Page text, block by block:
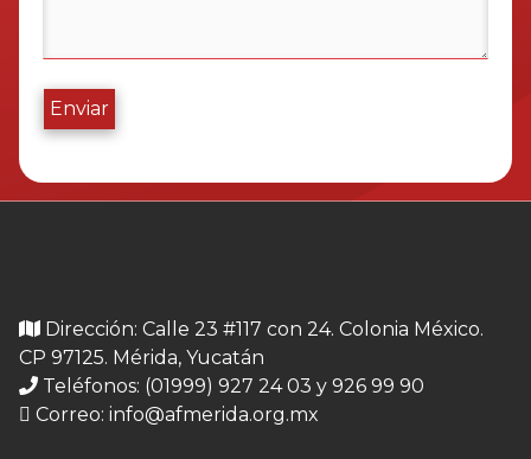
Enviar
Dirección: Calle 23 #117 con 24. Colonia México.
CP 97125. Mérida, Yucatán
Teléfonos: (01999) 927 24 03 y 926 99 90
Correo: info@afmerida.org.mx